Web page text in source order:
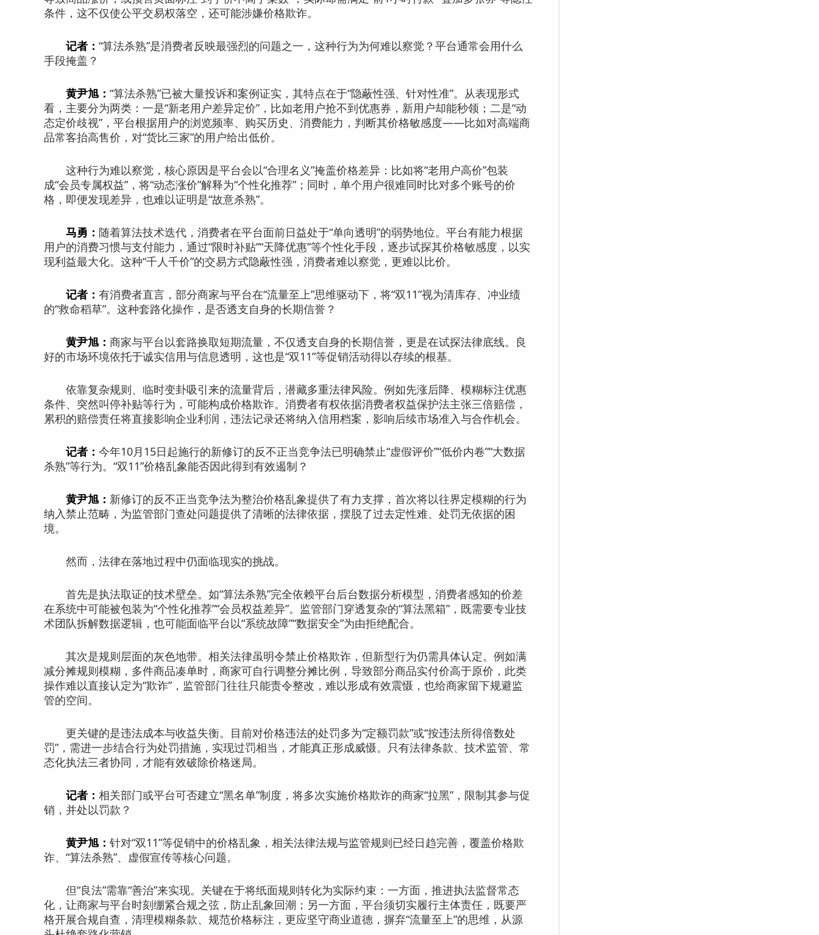
条件，这不仅使公平交易权落空，还可能涉嫌价格欺诈。
记者： “算法杀熟”是消费者反映最强烈的问题之一，这种行为为何难以察觉？平台通常会用什么
手段掩盖？
黄尹旭： “算法杀熟”已被大量投诉和案例证实，其特点在于“隐蔽性强、针对性准”。从表现形式
看，主要分为两类：一是“新老用户差异定价”，比如老用户抢不到优惠券，新用户却能秒领；二是“动
态定价歧视”，平台根据用户的浏览频率、购买历史、消费能力，判断其价格敏感度——比如对高端商
品常客抬高售价，对“货比三家”的用户给出低价。
这种行为难以察觉，核心原因是平台会以“合理名义”掩盖价格差异：比如将“老用户高价”包装
成“会员专属权益”，将“动态涨价”解释为“个性化推荐”；同时，单个用户很难同时比对多个账号的价
格，即便发现差异，也难以证明是“故意杀熟”。
马勇： 随着算法技术迭代，消费者在平台面前日益处于“单向透明”的弱势地位。平台有能力根据
用户的消费习惯与支付能力，通过“限时补贴”“天降优惠”等个性化手段，逐步试探其价格敏感度，以实
现利益最大化。这种“千人千价”的交易方式隐蔽性强，消费者难以察觉，更难以比价。
记者： 有消费者直言，部分商家与平台在“流量至上”思维驱动下，将“双11”视为清库存、冲业绩
的“救命稻草”。这种套路化操作，是否透支自身的长期信誉？
黄尹旭： 商家与平台以套路换取短期流量，不仅透支自身的长期信誉，更是在试探法律底线。良
好的市场环境依托于诚实信用与信息透明，这也是“双11”等促销活动得以存续的根基。
依靠复杂规则、临时变卦吸引来的流量背后，潜藏多重法律风险。例如先涨后降、模糊标注优惠
条件、突然叫停补贴等行为，可能构成价格欺诈。消费者有权依据消费者权益保护法主张三倍赔偿，
累积的赔偿责任将直接影响企业利润，违法记录还将纳入信用档案，影响后续市场准入与合作机会。
记者： 今年10月15日起施行的新修订的反不正当竞争法已明确禁止“虚假评价”“低价内卷”“大数据
杀熟”等行为。“双11”价格乱象能否因此得到有效遏制？
黄尹旭： 新修订的反不正当竞争法为整治价格乱象提供了有力支撑，首次将以往界定模糊的行为
纳入禁止范畴，为监管部门查处问题提供了清晰的法律依据，摆脱了过去定性难、处罚无依据的困
境。
然而，法律在落地过程中仍面临现实的挑战。
首先是执法取证的技术壁垒。如“算法杀熟”完全依赖平台后台数据分析模型，消费者感知的价差
在系统中可能被包装为“个性化推荐”“会员权益差异”。监管部门穿透复杂的“算法黑箱”，既需要专业技
术团队拆解数据逻辑，也可能面临平台以“系统故障”“数据安全”为由拒绝配合。
其次是规则层面的灰色地带。相关法律虽明令禁止价格欺诈，但新型行为仍需具体认定。例如满
减分摊规则模糊，多件商品凑单时，商家可自行调整分摊比例，导致部分商品实付价高于原价，此类
操作难以直接认定为“欺诈”，监管部门往往只能责令整改，难以形成有效震慑，也给商家留下规避监
管的空间。
更关键的是违法成本与收益失衡。目前对价格违法的处罚多为“定额罚款”或“按违法所得倍数处
罚”，需进一步结合行为处罚措施，实现过罚相当，才能真正形成威慑。只有法律条款、技术监管、常
态化执法三者协同，才能有效破除价格迷局。
记者： 相关部门或平台可否建立“黑名单”制度，将多次实施价格欺诈的商家“拉黑”，限制其参与促
销，并处以罚款？
黄尹旭： 针对“双11”等促销中的价格乱象，相关法律法规与监管规则已经日趋完善，覆盖价格欺
诈、“算法杀熟”、虚假宣传等核心问题。
但“良法”需靠“善治”来实现。关键在于将纸面规则转化为实际约束：一方面，推进执法监督常态
化，让商家与平台时刻绷紧合规之弦，防止乱象回潮；另一方面，平台须切实履行主体责任，既要严
格开展合规自查，清理模糊条款、规范价格标注，更应坚守商业道德，摒弃“流量至上”的思维，从源